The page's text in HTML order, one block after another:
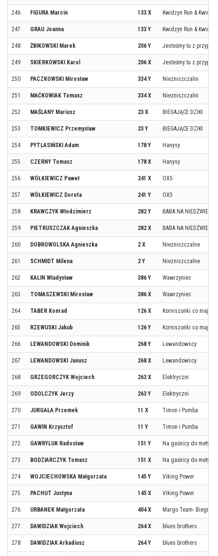
246 FIGURA Marcin 133 X Kwidzyn Run &
247 GRAU Joanna 133 Y Kwidzyn Run &
248 ŻBIKOWSKI Marek 206 Y Jesteśmy tu z
249 SKIERKOWSKI Karol 206 X Jesteśmy tu z
250 PACZKOWSKI Mirosław 334 Y Niezniszczalni
251 MAĆKOWIAK Tomasz 334 X Niezniszczalni
252 MAŚLANY Mariusz 23 X BIEGAJĄCE DZIKI
253 TOMKIEWICZ Przemysław 23 Y BIEGAJĄCE DZIKI
254 PYTLASIŃSKI Adam 178 Y Hanysy
255 CZERNY Tomasz 178 X Hanysy
256 WÓŁKIEWICZ Paweł 241 X OX5
257 WÓŁKIEWICZ Dorota 241 Y OX5
258 KRAWCZYK Włodzimierz 282 Y BABA NA
259 PIETRUSZCZAK Agnieszka 282 X BABA NA
260 DOBROWOLSKA Agnieszka 2 X Niezniszczalne
261 SCHMIDT Milena 2 Y Niezniszczalne
262 KALIN Władysław 386 Y Wawrzyniec
263 TOMASZEWSKI Mirosław 386 X Wawrzyniec
264 TABER Konrad 126 X Korniszonki co mają
265 RZEWUSKI Jakub 126 Y Korniszonki co mają
266 LEWANDOWSKI Dominik 268 Y Lewandowscy
267 LEWANDOWSKI Janusz 268 X Lewandowscy
268 GRZEGORCZYK Wojciech 263 X Elektryczni
269 ODOLCZYK Jerzy 263 Y Elektryczni
270 JURGAŁA Przemek 11 X Timon i Pumba
271 GAWIN Krzysztof 11 Y Timon i Pumba
272 GAWRYLUK Radosław 151 Y Na gaśnicy do mety
273 BODZIARCZYK Tomasz 151 X Na gaśnicy do mety
274 WOJCIECHOWSKA Małgorzata 145 Y Viking Power
275 PACHUT Justyna 145 X Viking Power
276 URBANEK Małgorzata 404 X Margo Team- Biegnę
277 DAWIDZIAK Wojciech 264 X blues brothers
278 DAWIDZIAK Arkadiusz 264 Y blues brothers